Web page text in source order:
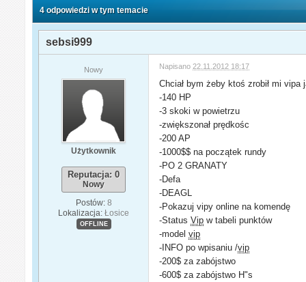
4 odpowiedzi w tym temacie
sebsi999
Nowy
Użytkownik
Reputacja: 0
Nowy
Postów: 8
Lokalizacja: Łosice
OFFLINE
Napisano 22.11.2012 18:17
Chciał bym żeby ktoś zrobił mi
-140 HP
-3 skoki w powietrzu
-zwiększonał prędkośc
-200 AP
-1000$$ na początek rundy
-PO 2 GRANATY
-Defa
-DEAGL
-Pokazuj vipy online na komendę
-StatusVip w tabeli punktów
-modelvip
-INFO po wpisaniu /vip
-200$ za zabójstwo
-600$ za zabójstwo H"s